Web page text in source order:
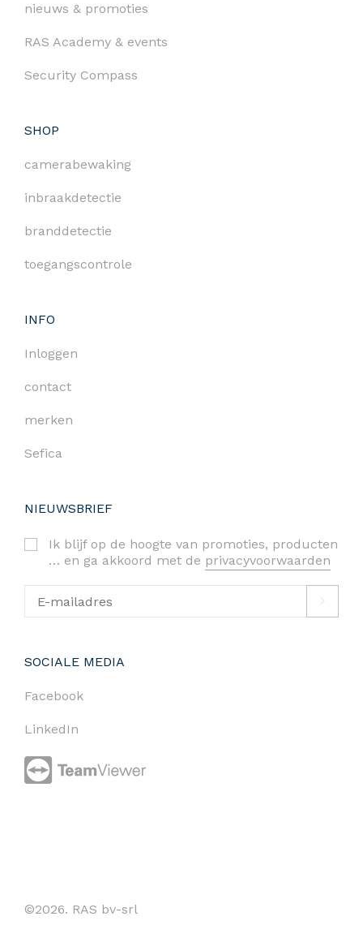
nieuws & promoties
RAS Academy & events
Security Compass
SHOP
camerabewaking
inbraakdetectie
branddetectie
toegangscontrole
INFO
Inloggen
contact
merken
Sefica
NIEUWSBRIEF
Ik blijf op de hoogte van promoties, producten
… en ga akkoord met de privacyvoorwaarden
SOCIALE MEDIA
Facebook
LinkedIn
©2026. RAS bv-srl